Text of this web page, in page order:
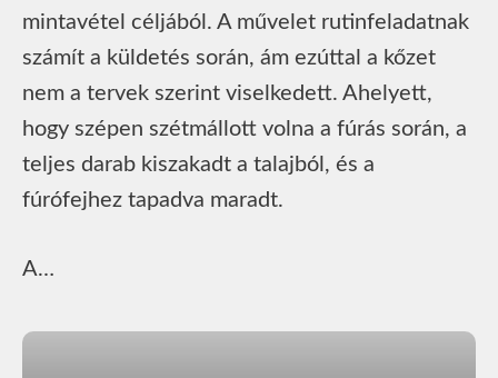
mintavétel céljából. A művelet rutinfeladatnak
számít a küldetés során, ám ezúttal a kőzet
nem a tervek szerint viselkedett. Ahelyett,
hogy szépen szétmállott volna a fúrás során, a
teljes darab kiszakadt a talajból, és a
fúrófejhez tapadva maradt.
A…